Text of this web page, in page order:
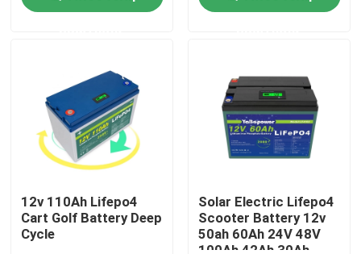
Προϊόντα
Lifepo4 Home Battery
μπαταρία 12V LiFePO4
μπαταρία 24V Lifepo4
Λιθιοϊοντική
12v 110Ah Lifepo4
Cart Golf Battery Deep
Cycle
Solar Electric Lifepo4
Scooter Battery 12v
50ah 60Ah 24V 48V
100Ah 42Ah 30Ah